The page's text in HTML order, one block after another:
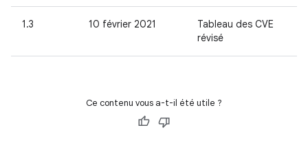
1.3 10 février 2021
Tableau des CVE
révisé
Ce contenu vous a-t-il été utile ?